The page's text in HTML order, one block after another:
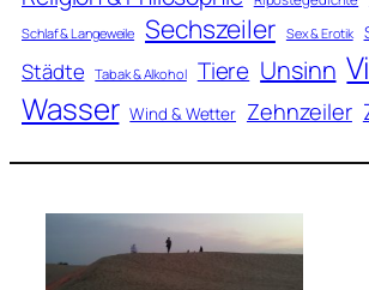
Schlaf & Langeweile Sechszeiler Sex & Erotik
Städte Tabak & Alkohol Tiere Unsinn
Wasser Wind & Wetter Zehnzeiler